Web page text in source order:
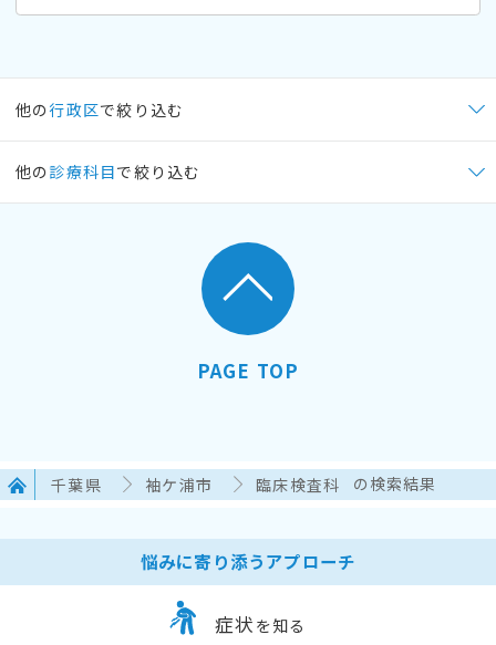
他の行政区で絞り込む
他の 診療科目で絞り込む
PAGE TOP
千葉県 袖ケ浦市 臨床検査科 の検索結果
悩みに寄り添うアプローチ
症状 を知る